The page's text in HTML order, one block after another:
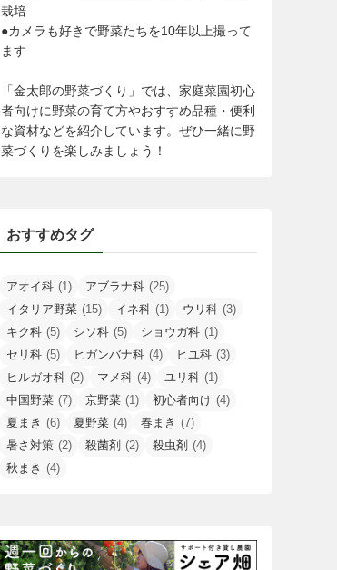
栽培
●カメラも好きで野菜たちを10年以上撮って
ます
「金太郎の野菜づくり」では、家庭菜園初心
者向けに野菜の育て方やおすすめ品種・便利
な資材などを紹介しています。ぜひ一緒に野
菜づくりを楽しみましょう！
おすすめタグ
アオイ科 (1) アブラナ科 (25)
イタリア野菜 (15) イネ科 (1) ウリ科 (3)
キク科 (5) シソ科 (5) ショウガ科 (1)
セリ科 (5) ヒガンバナ科 (4) ヒユ科 (3)
ヒルガオ科 (2) マメ科 (4) ユリ科 (1)
中国野菜 (7) 京野菜 (1) 初心者向け (4)
夏まき (6) 夏野菜 (4) 春まき (7)
暑さ対策 (2) 殺菌剤 (2) 殺虫剤 (4)
秋まき (4)